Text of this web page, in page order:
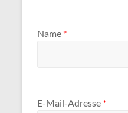
Name *
E-Mail-Adresse *